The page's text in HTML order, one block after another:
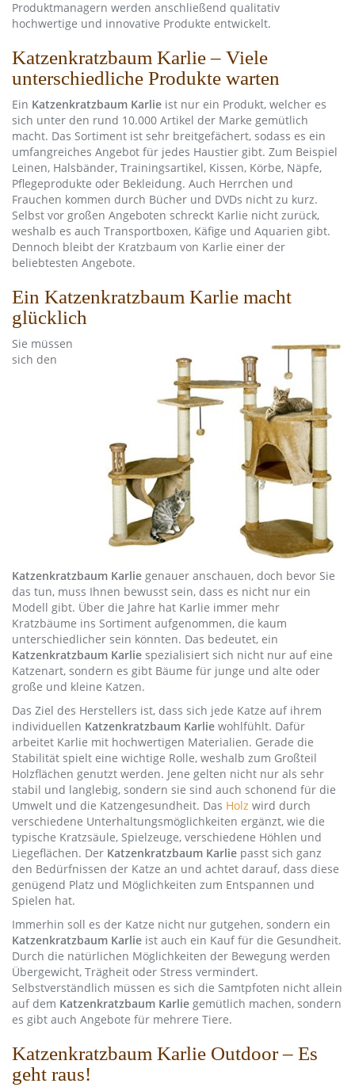
Produktmanagern werden anschließend qualitativ
hochwertige und innovative Produkte entwickelt.
Katzenkratzbaum Karlie – Viele
unterschiedliche Produkte warten
Ein Katzenkratzbaum Karlie ist nur ein Produkt, welcher es
sich unter den rund 10.000 Artikel der Marke gemütlich
macht. Das Sortiment ist sehr breitgefächert, sodass es ein
umfangreiches Angebot für jedes Haustier gibt. Zum Beispiel
Leinen, Halsbänder, Trainingsartikel, Kissen, Körbe, Näpfe,
Pflegeprodukte oder Bekleidung. Auch Herrchen und
Frauchen kommen durch Bücher und DVDs nicht zu kurz.
Selbst vor großen Angeboten schreckt Karlie nicht zurück,
weshalb es auch Transportboxen, Käfige und Aquarien gibt.
Dennoch bleibt der Kratzbaum von Karlie einer der
beliebtesten Angebote.
Ein Katzenkratzbaum Karlie macht
glücklich
Sie müssen
sich den
Katzenkratzbaum Karlie genauer anschauen, doch bevor Sie
das tun, muss Ihnen bewusst sein, dass es nicht nur ein
Modell gibt. Über die Jahre hat Karlie immer mehr
Kratzbäume ins Sortiment aufgenommen, die kaum
unterschiedlicher sein könnten. Das bedeutet, ein
Katzenkratzbaum Karlie spezialisiert sich nicht nur auf eine
Katzenart, sondern es gibt Bäume für junge und alte oder
große und kleine Katzen.
Das Ziel des Herstellers ist, dass sich jede Katze auf ihrem
individuellen Katzenkratzbaum Karlie wohlfühlt. Dafür
arbeitet Karlie mit hochwertigen Materialien. Gerade die
Stabilität spielt eine wichtige Rolle, weshalb zum Großteil
Holzflächen genutzt werden. Jene gelten nicht nur als sehr
stabil und langlebig, sondern sie sind auch schonend für die
Umwelt und die Katzengesundheit. Das Holz wird durch
verschiedene Unterhaltungsmöglichkeiten ergänzt, wie die
typische Kratzsäule, Spielzeuge, verschiedene Höhlen und
Liegeflächen. Der Katzenkratzbaum Karlie passt sich ganz
den Bedürfnissen der Katze an und achtet darauf, dass diese
genügend Platz und Möglichkeiten zum Entspannen und
Spielen hat.
Immerhin soll es der Katze nicht nur gutgehen, sondern ein
Katzenkratzbaum Karlie ist auch ein Kauf für die Gesundheit.
Durch die natürlichen Möglichkeiten der Bewegung werden
Übergewicht, Trägheit oder Stress vermindert.
Selbstverständlich müssen es sich die Samtpfoten nicht allein
auf dem Katzenkratzbaum Karlie gemütlich machen, sondern
es gibt auch Angebote für mehrere Tiere.
Katzenkratzbaum Karlie Outdoor – Es
geht raus!